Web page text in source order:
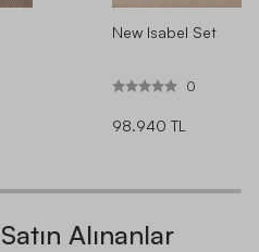
New Isabel Set
0
98.940 TL
Alınanlar